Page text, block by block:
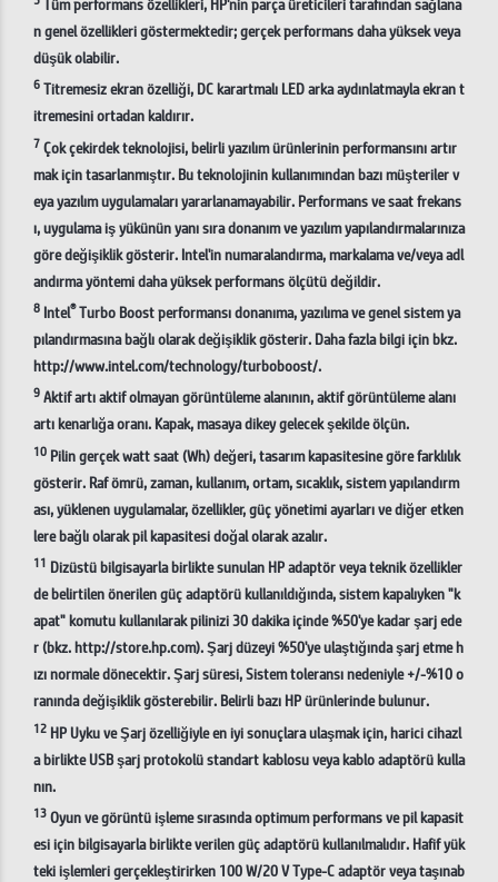
n genel özellikleri göstermektedir; gerçek performans daha yüksek veya
düşük olabilir.
6Titremesiz ekran özelliği, DC karartmalı LED arka aydınlatmayla ekran t
itremesini ortadan kaldırır.
7Çok çekirdek teknolojisi, belirli yazılım ürünlerinin performansını artır
mak için tasarlanmıştır. Bu teknolojinin kullanımından bazı müşteriler v
eya yazılım uygulamaları yararlanamayabilir. Performans ve saat frekans
ı, uygulama iş yükünün yanı sıra donanım ve yazılım yapılandırmalarınıza
göre değişiklik gösterir. Intel'in numaralandırma, markalama ve/veya adl
andırma yöntemi daha yüksek performans ölçütü değildir.
8 Intel®Turbo Boost performansı donanıma, yazılıma ve genel sistem ya
pılandırmasına bağlı olarak değişiklik gösterir. Daha fazla bilgi için bkz.
http://www.intel.com/technology/turboboost/.
9Aktif artı aktif olmayan görüntüleme alanının, aktif görüntüleme alanı
artı kenarlığa oranı. Kapak, masaya dikey gelecek şekilde ölçün.
10 Pilin gerçek watt saat (Wh) değeri, tasarım kapasitesine göre farklılık
gösterir. Raf ömrü, zaman, kullanım, ortam, sıcaklık, sistem yapılandırm
ası, yüklenen uygulamalar, özellikler, güç yönetimi ayarları ve diğer etken
lere bağlı olarak pil kapasitesi doğal olarak azalır.
11 Dizüstü bilgisayarla birlikte sunulan HP adaptör veya teknik özellikler
de belirtilen önerilen güç adaptörü kullanıldığında, sistem kapalıyken "k
apat" komutu kullanılarak pilinizi 30 dakika içinde %50'ye kadar şarj ede
r (bkz. http://store.hp.com). Şarj düzeyi %50'ye ulaştığında şarj etme h
ızı normale dönecektir. Şarj süresi, Sistem toleransı nedeniyle +/-%10 o
ranında değişiklik gösterebilir. Belirli bazı HP ürünlerinde bulunur.
12 HP Uyku ve Şarj özelliğiyle en iyi sonuçlara ulaşmak için, harici cihazl
a birlikte USB şarj protokolü standart kablosu veya kablo adaptörü kulla
nın.
13Oyun ve görüntü işleme sırasında optimum performans ve pil kapasit
esi için bilgisayarla birlikte verilen güç adaptörü kullanılmalıdır. Hafif yük
teki işlemleri gerçekleştirirken 100 W/20 V Type-C adaptör veya taşınab